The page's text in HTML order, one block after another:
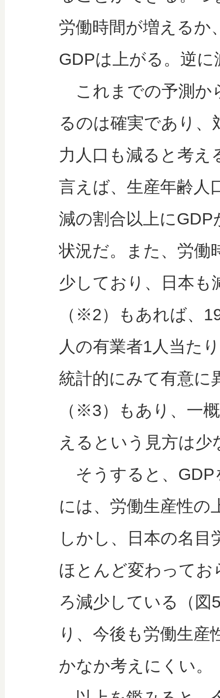
労働時間が増えるか
GDPは上がる。逆
これまでの予測か
るのは確実であり
力人口も減ると考え
言えば、生産年齢人
減の割合以上に
状況だ。また、労働
少しており、日本も
（※2）もあれば、
人の有業者1人当た
統計的にみて有意に
（※3）もあり、一
えるという見方は少
そうすると、GDP
には、労働生産性の
しかし、日本の名目
ほとんど変わってお
ろ減少している（図
り、今後も労働生
かなか考えにくい。